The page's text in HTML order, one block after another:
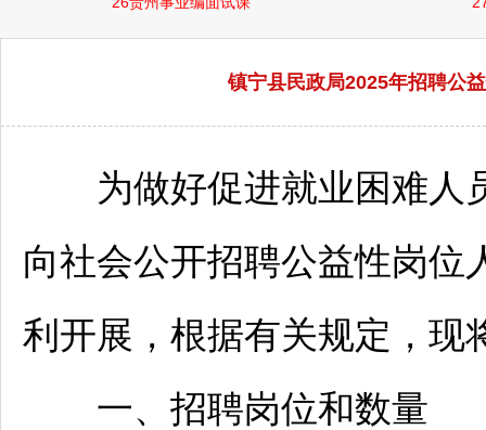
镇宁县民政局2025年招聘公
为做好促进就业困难人
向社会公开招聘公益性岗位
利开展，根据有关规定，现
一、 招聘岗位和数量